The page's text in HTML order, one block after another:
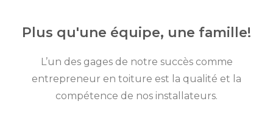
Plus qu'une équipe, une famille!
L’un des gages de notre succès comme
entrepreneur en toiture est la qualité et la
compétence de nos installateurs.